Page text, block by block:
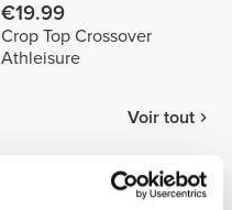
€19.99
Crop Top Crossover
Athleisure
Voir tout